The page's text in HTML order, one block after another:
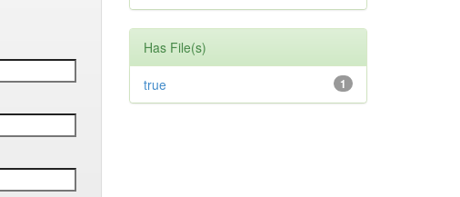
Has File(s)
1
true